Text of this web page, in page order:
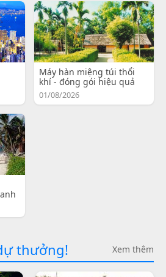
Máy hàn miệng túi thổi
khí - đóng gói hiệu quả
01/08/2026
thưởng! Xem thêm